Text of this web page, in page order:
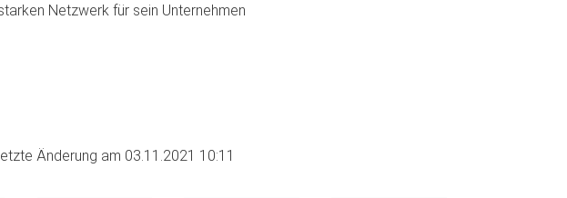
Netzwerk für sein Unternehmen
Änderung am 03.11.2021 10:11